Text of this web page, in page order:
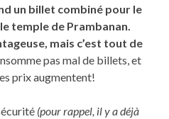
un billet combiné pour le
temple de Prambanan.
mais c’est tout de
pas mal de billets, et
prix augmentent!
(pour rappel, il y a déjà